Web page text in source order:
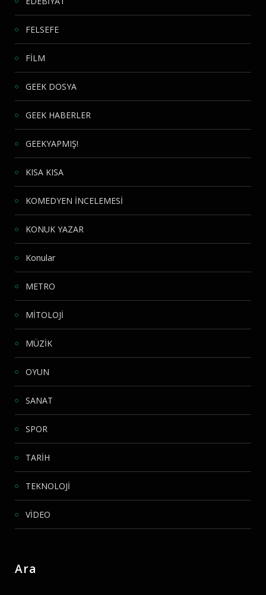
FELSEFE
FİLM
GEEK DOSYA
GEEK HABERLER
GEEKYAPMIŞ!
KISA KISA
KOMEDYEN İNCELEMESİ
KONUK YAZAR
Konular
METRO
MİTOLOJİ
MÜZİK
OYUN
SANAT
SPOR
TARİH
TEKNOLOJİ
VİDEO
Ara